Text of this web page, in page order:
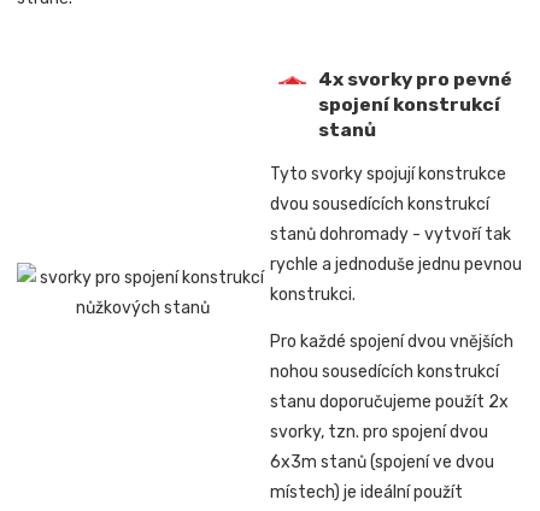
4x svorky pro pevné
spojení konstrukcí
stanů
Tyto svorky spojují konstrukce
dvou sousedících konstrukcí
stanů dohromady - vytvoří tak
rychle a jednoduše jednu pevnou
konstrukci.
Pro každé spojení dvou vnějších
nohou sousedících konstrukcí
stanu doporučujeme použít 2x
svorky, tzn. pro spojenídvou
6x3m stanů (spojení ve dvou
místech) je ideální použít